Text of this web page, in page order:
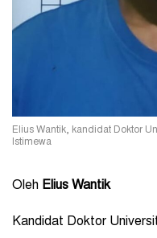
Elius Wantik, kandidat Doktor
Istimewa
Oleh Elius Wantik
Kandidat Doktor